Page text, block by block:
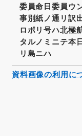
委員命日委員ウ
事別紙ノ通リ訳
ロポリ号ハ北極
タルノミニテ本
リ島ニハ
資料画像の利用に